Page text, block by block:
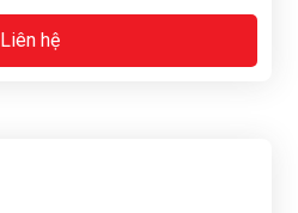
Liên hệ